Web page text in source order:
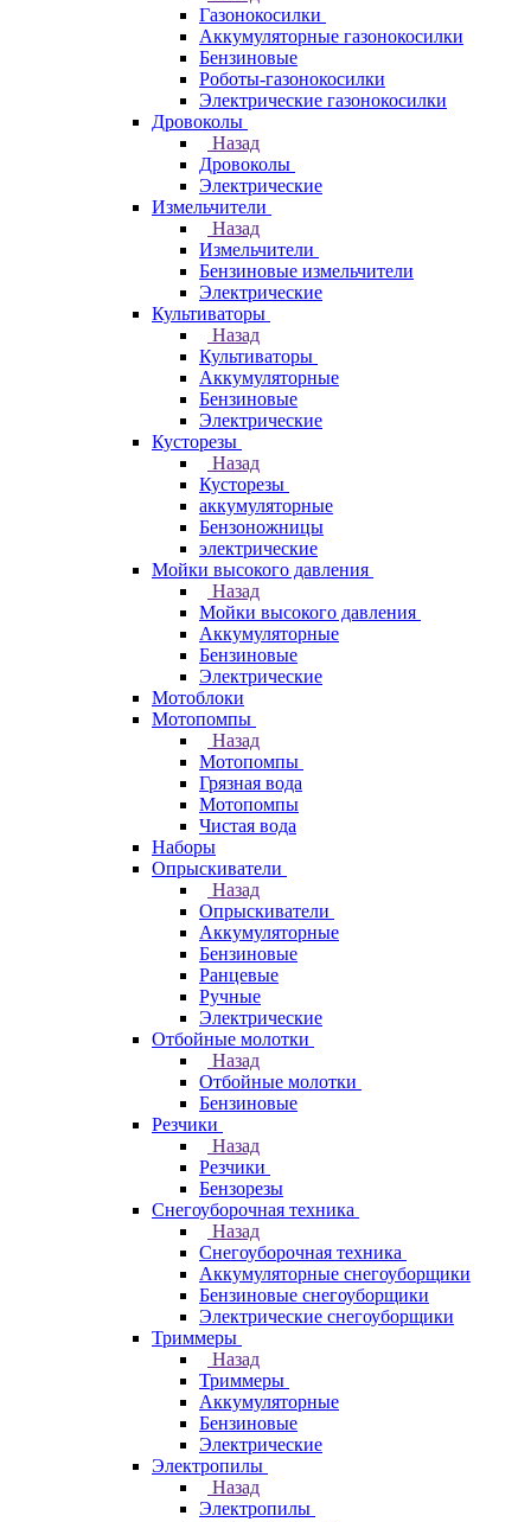
Газонокосилки
Аккумуляторные газонокосилки
Бензиновые
Роботы-газонокосилки
Электрические газонокосилки
Дровоколы
Назад
Дровоколы
Электрические
Измельчители
Назад
Измельчители
Бензиновые измельчители
Электрические
Культиваторы
Назад
Культиваторы
Аккумуляторные
Бензиновые
Электрические
Кусторезы
Назад
Кусторезы
аккумуляторные
Бензоножницы
электрические
Мойки высокого давления
Назад
Мойки высокого давления
Аккумуляторные
Бензиновые
Электрические
Мотоблоки
Мотопомпы
Назад
Мотопомпы
Грязная вода
Мотопомпы
Чистая вода
Наборы
Опрыскиватели
Назад
Опрыскиватели
Аккумуляторные
Бензиновые
Ранцевые
Ручные
Электрические
Отбойные молотки
Назад
Отбойные молотки
Бензиновые
Резчики
Назад
Резчики
Бензорезы
Снегоуборочная техника
Назад
Снегоуборочная техника
Аккумуляторные снегоуборщики
Бензиновые снегоуборщики
Электрические снегоуборщики
Триммеры
Назад
Триммеры
Аккумуляторные
Бензиновые
Электрические
Электропилы
Назад
Электропилы